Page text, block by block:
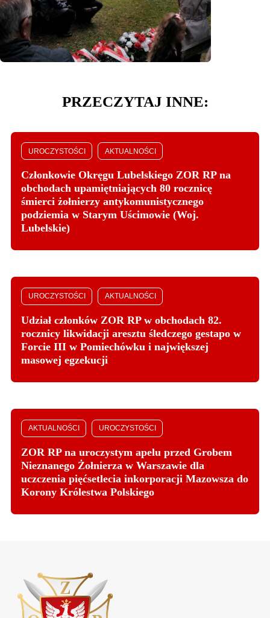
PRZECZYTAJ INNE:
UROCZYSTOŚCI AKTUALNOŚCI
Członkowie Okręgu Lubelskiego ZOR RP na
obchodach upamiętniających 80 rocznicę
śmierci żołnierzy antykomunistycznego
podziemia w Starym Uścimowie (Woj.
Lubelskie)
UROCZYSTOŚCI AKTUALNOŚCI
Udział członków ZOR RP w obchodach 82.
rocznicy likwidacji aresztu śledczego gestapo w
Forcie III w Pomiechówku i największej
masowej egzekucji
AKTUALNOŚCI UROCZYSTOŚCI
ZOR RP na uroczystym apelu przed Grobem
Nieznanego Żołnierza w Warszawie dla
uczczenia pięćsetlecia inkorporacji Mazowsza do
Korony Królestwa Polskiego